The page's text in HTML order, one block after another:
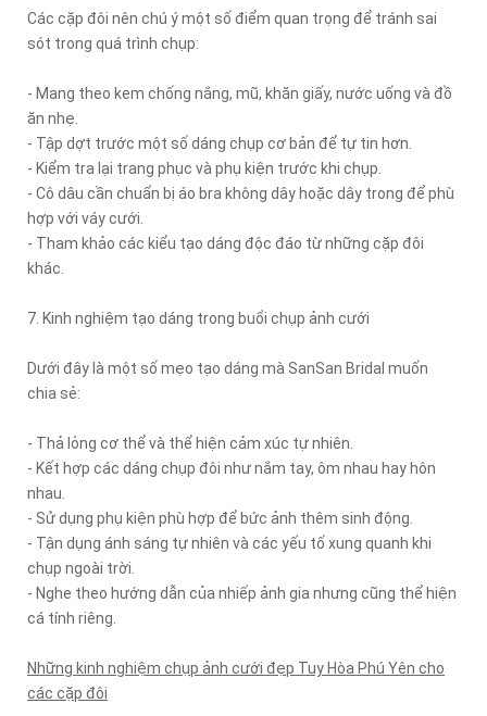
Các cặp đôi nên chú ý một số điểm quan trọng để tránh sai
sót trong quá trình chụp:
- Mang theo kem chống nắng, mũ, khăn giấy, nước uống và đồ
ăn nhẹ.
- Tập dợt trước một số dáng chụp cơ bản để tự tin hơn.
- Kiểm tra lại trang phục và phụ kiện trước khi chụp.
- Cô dâu cần chuẩn bị áo bra không dây hoặc dây trong để phù
hợp với váy cưới.
- Tham khảo các kiểu tạo dáng độc đáo từ những cặp đôi
khác.
7. Kinh nghiệm tạo dáng trong buổi chụp ảnh cưới
Dưới đây là một số mẹo tạo dáng mà SanSan Bridal muốn
chia sẻ:
- Thả lỏng cơ thể và thể hiện cảm xúc tự nhiên.
- Kết hợp các dáng chụp đôi như nắm tay, ôm nhau hay hôn
nhau.
- Sử dụng phụ kiện phù hợp để bức ảnh thêm sinh động.
- Tận dụng ánh sáng tự nhiên và các yếu tố xung quanh khi
chụp ngoài trời.
- Nghe theo hướng dẫn của nhiếp ảnh gia nhưng cũng thể hiện
cá tính riêng.
Những kinh nghiệm chụp ảnh cưới đẹp Tuy Hòa Phú Yên cho
các cặp đôi